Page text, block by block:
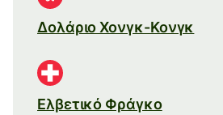
Δολάριο Χονγκ-Κονγκ
Ελβετικό Φράγκο